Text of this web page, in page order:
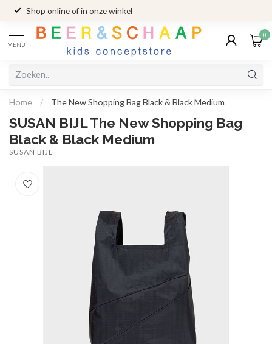
Shop online of in onze winkel
MENU
0
Home / The New Shopping Bag Black & Black Medium
SUSAN BIJL The New Shopping Bag
Black & Black Medium
SUSAN BIJL